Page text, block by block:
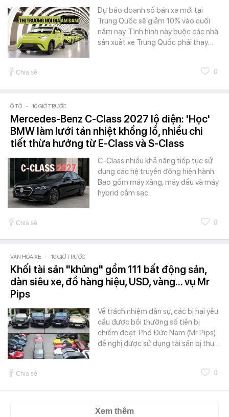
Dự báo doanh số bán xe mới tại
Trung Quốc sẽ giảm 10% vào cuối
năm nay. Tình hình này buộc các nhà
sản xuất xe Trung Quốc phải thay…
Chia sẻ 0
Ô TÔ - 10 GIỜ TRƯỚC
Mercedes-Benz C-Class 2027 lộ diện: 'Học'
BMW làm lưới tản nhiệt khổng lồ, nhiều chi
tiết thừa hưởng từ E-Class và S-Class
C-Class nhiều khả năng tiếp tục sử
dụng các hệ truyền động hiện hành.
Bao gồm máy xăng, máy dầu và máy
hybrid cắm sạc.
Chia sẻ 0
VĂN HÓA XE - 10 GIỜ TRƯỚC
Khối tài sản "khủng" gồm 111 bất động sản,
dàn siêu xe, đồ hàng hiệu, USD, vàng... vụ Mr
Pips
Về trách nhiệm dân sự, các bị hại yêu
cầu được bồi thường số tiền bị
chiếm đoạt. Phó Đức Nam (Mr Pips)
đề nghị được sử dụng tài sản bị thu…
Chia sẻ 0
Xem thêm